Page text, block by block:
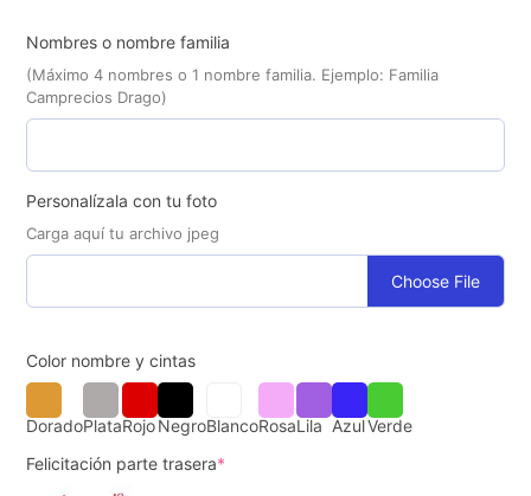
Nombres o nombre familia
(Máximo 4 nombres o 1 nombre familia. Ejemplo: Familia
Camprecios Drago)
Personalízala con tu foto
Carga aquí tu archivo jpeg
Choose File
Color nombre y cintas
DoradoPlataRojoNegroBlancoRosaLila AzulVerde
Felicitación parte trasera*